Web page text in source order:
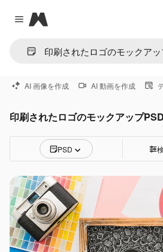
Close menu
Magnific
AI 画像を作成 AI 動画を作成
印刷されたロゴのモックアップPSD
PSD